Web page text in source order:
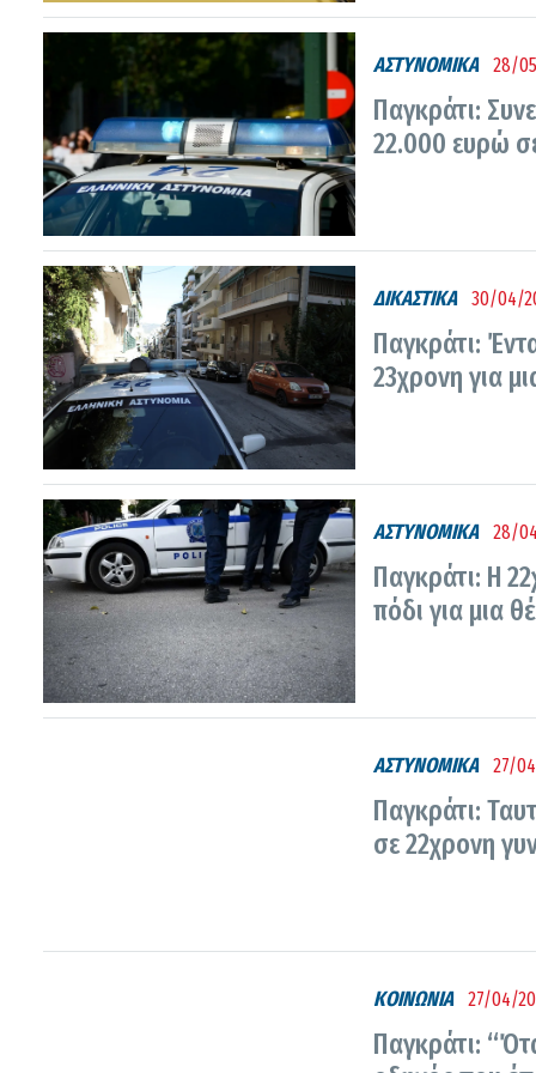
ΑΣΤΥΝΟΜΙΚΑ 28/
Παγκράτι:
22.000 ευρώ
ΔΙΚΑΣΤΙΚΑ 30/04/
Παγκράτι:
23χρονη για
ΑΣΤΥΝΟΜΙΚΑ 28/
Παγκράτι: Η
πόδι για μια
ΑΣΤΥΝΟΜΙΚΑ 27/
Παγκράτι:
σε 22χρονη
ΚΟΙΝΩΝΙΑ 27/04/
Παγκράτι: